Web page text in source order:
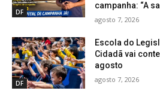
DF
campanha: “A
agosto 7, 2026
DF
Escola do
Cidadã vai
agosto
agosto 7, 2026